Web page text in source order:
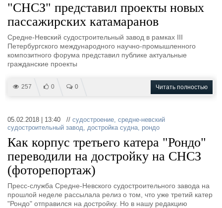
"СНСЗ" представил проекты новых
пассажирских катамаранов
Средне-Невский судостроительный завод в рамках III
Петербургского международного научно-промышленного
композитного форума представил публике актуальные
гражданские проекты
257 0 0 Читать полностью
05.02.2018 | 13:40 // судостроение, средне-невский
судостроительный завод, достройка судна, рондо
Как корпус третьего катера "Рондо"
переводили на достройку на СНСЗ
(фоторепортаж)
Пресс-служба Средне-Невского судостроительного завода на
прошлой неделе рассылала релиз о том, что уже третий катер
"Рондо" отправился на достройку. Но в нашу редакцию